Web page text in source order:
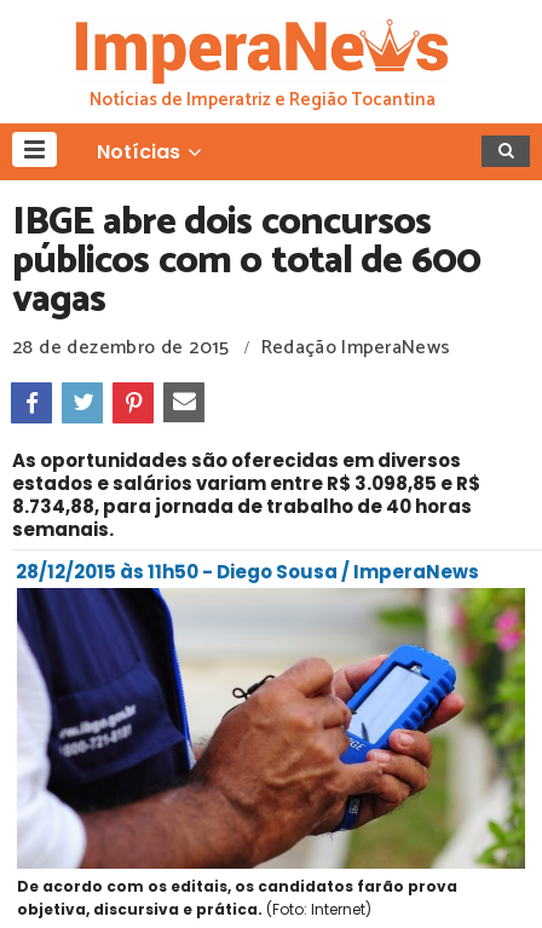
Notícias de Imperatriz e Região Tocantina
Notícias
IBGE abre dois concursos
públicos com o total de 600
vagas
28 de dezembro de 2015 / Redação ImperaNews
As oportunidades são oferecidas em diversos
estados e salários variam entre R$ 3.098,85 e R$
8.734,88, para jornada de trabalho de 40 horas
semanais.
28/12/2015 às 11h50 - Diego Sousa / ImperaNews
De acordo com os editais, os candidatos farão prova
objetiva, discursiva e prática. (Foto: Internet)